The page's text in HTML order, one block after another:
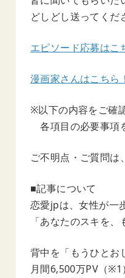
どしどし送ってくだ
エピソード応募はこ
漫画家さんはこちら！
※以下の内容をご確
各項目の必要事項
ご不明点・ご質問は
■記事について
恋愛jpは、女性が一
「あなたのスキを
背中を「もうひとお
月間6,500万PV（※1